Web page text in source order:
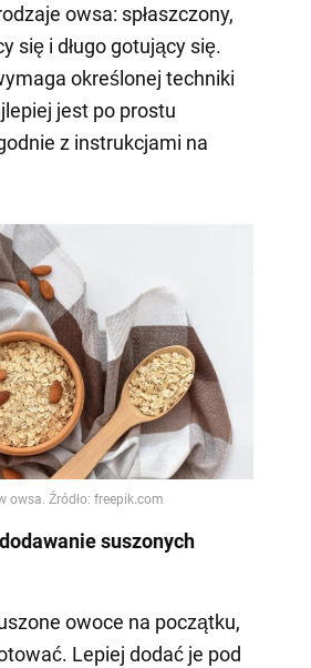
owsa: spłaszczony,
się i długo gotujący się.
określonej techniki
jest po prostu
z instrukcjami na
suszonych
owoce na początku,
Lepiej dodać je pod